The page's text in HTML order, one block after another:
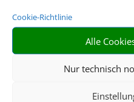
Cookie-Richtlinie
Alle
Nur technisch
Linienflüge fliegen in